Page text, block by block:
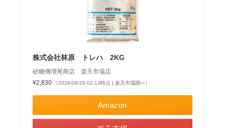
株式会社林原 トレハ 2KG
砂糖傳増尾商店 楽天市場店
¥2,830
（2026/06/29 02:13時点 | 楽天市場調べ）
Amazon